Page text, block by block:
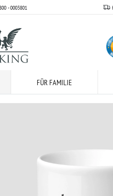
- 0003801
FÜR FAMILIE
hier bestellen 1 x individuelle